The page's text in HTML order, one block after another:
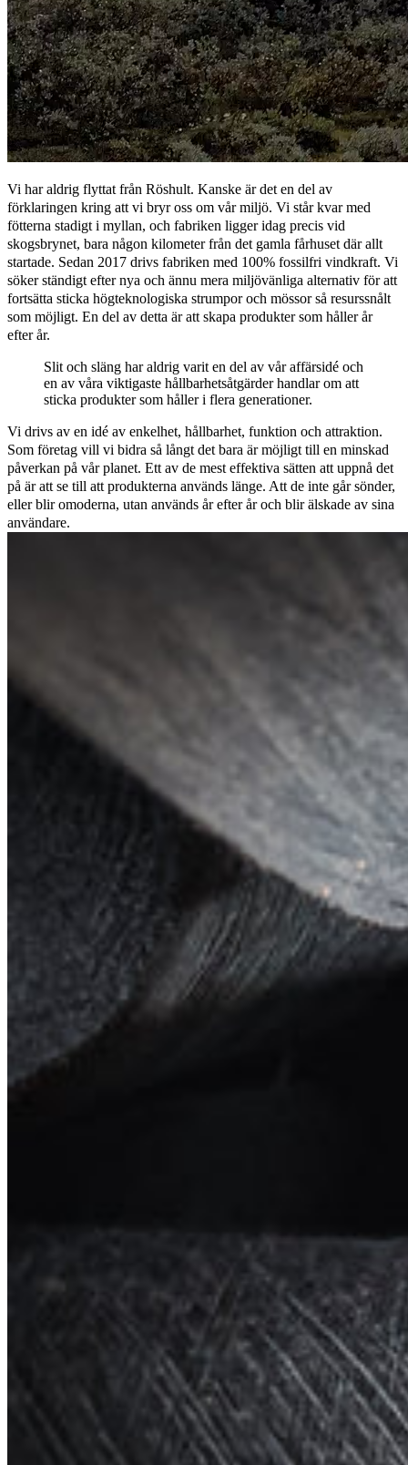
Vi har aldrig flyttat från Röshult. Kanske är det en del av
förklaringen kring att vi bryr oss om vår miljö. Vi står kvar med
fötterna stadigt i myllan, och fabriken ligger idag precis vid
skogsbrynet, bara någon kilometer från det gamla fårhuset där allt
startade. Sedan 2017 drivs fabriken med 100% fossilfri vindkraft. Vi
söker ständigt efter nya och ännu mera miljövänliga alternativ för att
fortsätta sticka högteknologiska strumpor och mössor så resurssnålt
som möjligt. En del av detta är att skapa produkter som håller år
efter år.
Slit och släng har aldrig varit en del av vår affärsidé och
en av våra viktigaste hållbarhetsåtgärder handlar om att
sticka produkter som håller i flera generationer.
Vi drivs av en idé av enkelhet, hållbarhet, funktion och attraktion.
Som företag vill vi bidra så långt det bara är möjligt till en minskad
påverkan på vår planet. Ett av de mest effektiva sätten att uppnå det
på är att se till att produkterna används länge. Att de inte går sönder,
eller blir omoderna, utan används år efter år och blir älskade av sina
användare.